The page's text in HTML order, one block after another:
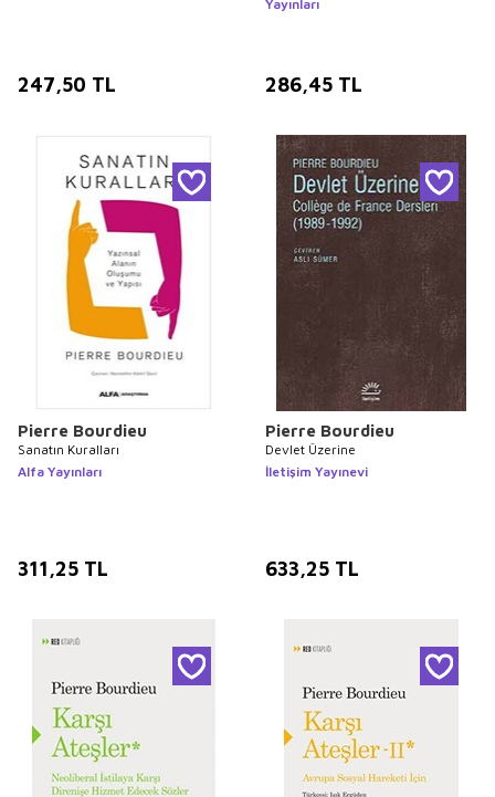
247,50 TL
Yayınları
286,45 TL
Pierre Bourdieu
Sanatın Kuralları
Alfa Yayınları
311,25 TL
Pierre Bourdieu
Devlet Üzerine
İletişim Yayınevi
633,25 TL